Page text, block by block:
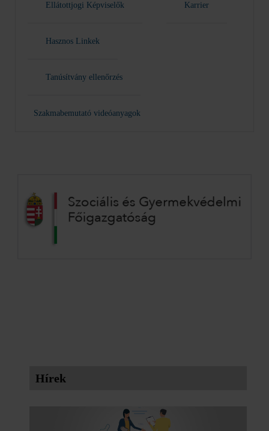
Ellátottjogi Képviselők Karrier
Hasznos Linkek
Tanúsítvány ellenőrzés
Szakmabemutató videóanyagok
Hírek